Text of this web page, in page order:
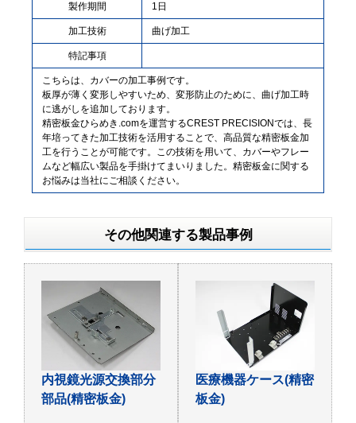
製作期間 1日
加工技術 曲げ加工
特記事項
こちらは、カバーの加工事例です。
板厚が薄く変形しやすいため、変形防止のために、曲げ加工時
に逃がしを追加しております。
精密板金ひらめき.comを運営するCREST PRECISIONでは、長
年培ってきた加工技術を活用することで、高品質な精密板金加
工を行うことが可能です。この技術を用いて、カバーやフレー
ムなど幅広い製品を手掛けてまいりました。精密板金に関する
お悩みは当社にご相談ください。
その他関連する製品事例
内視鏡光源交換部分
部品(精密板金)
医療機器ケース(精密
板金)